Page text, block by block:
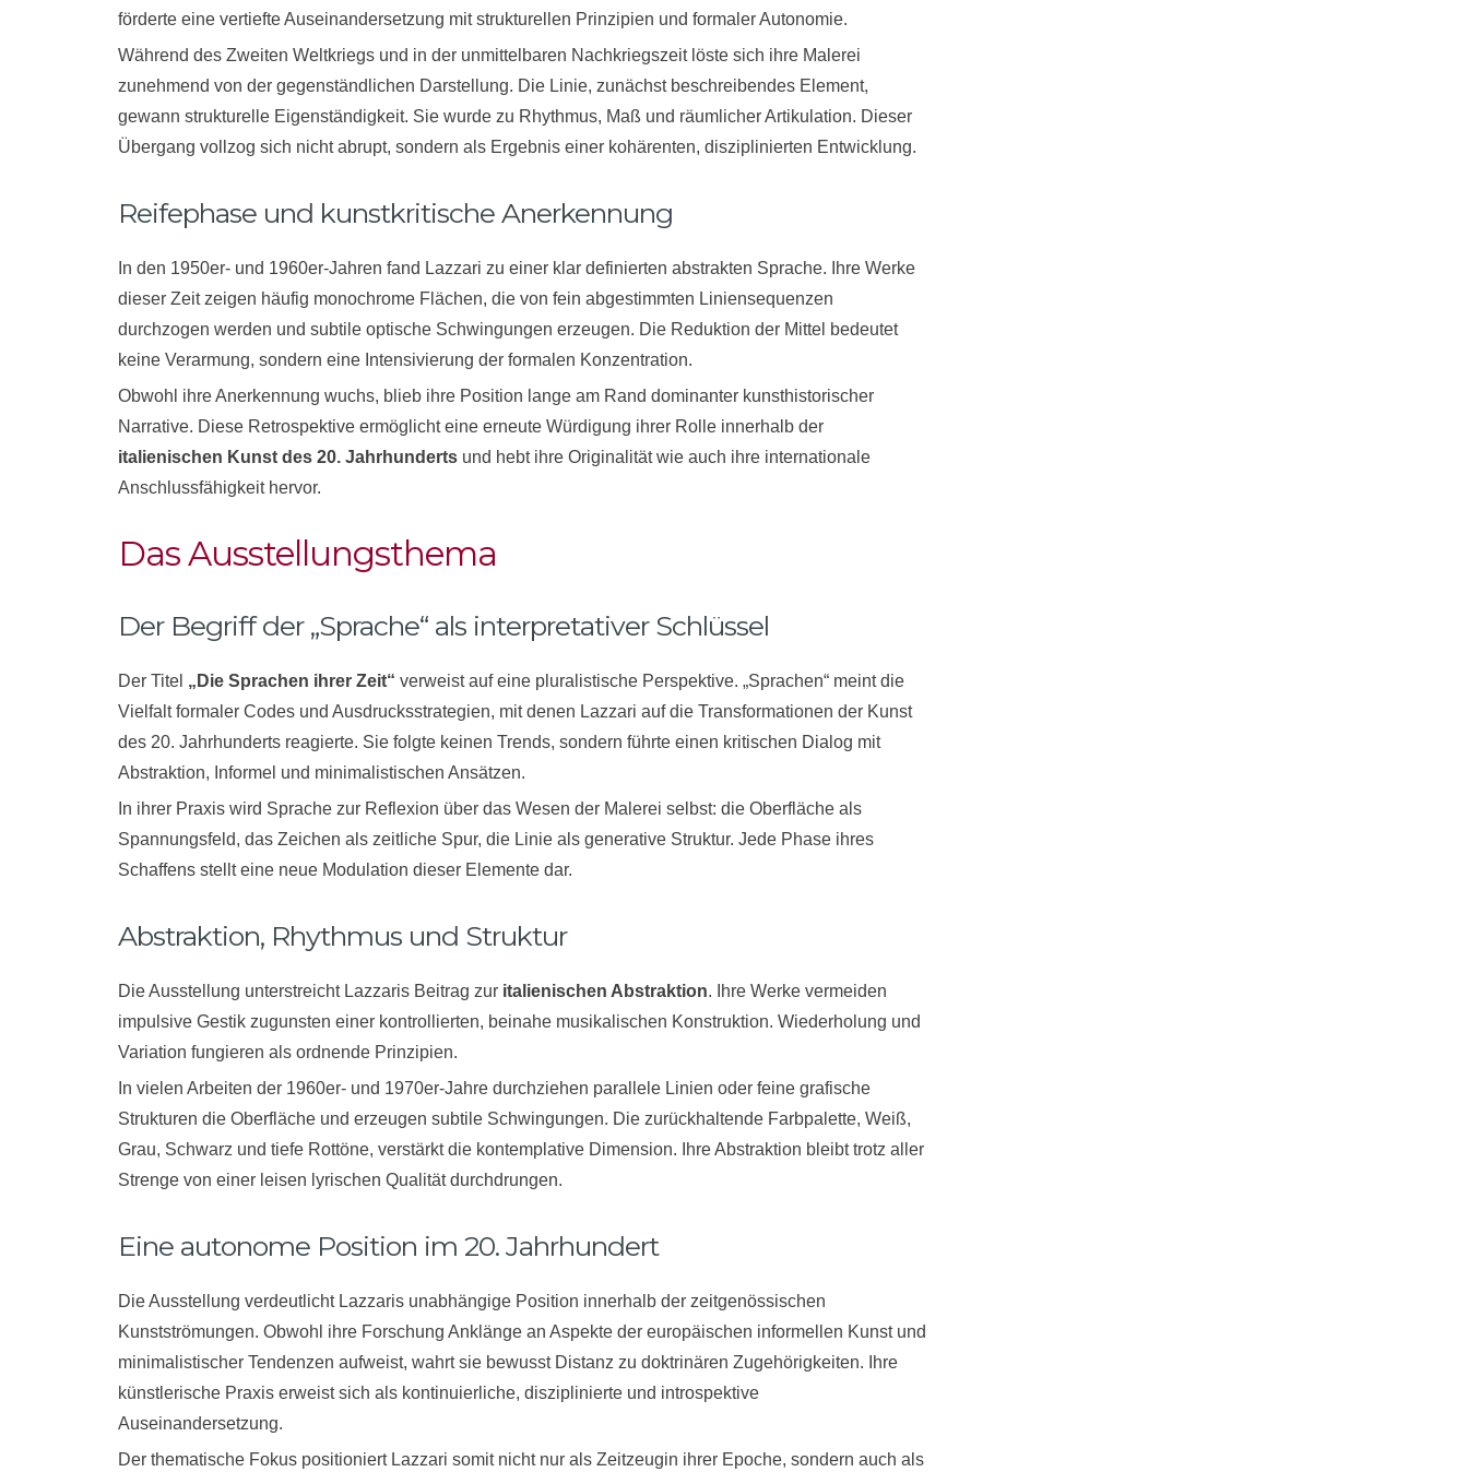
förderte eine vertiefte Auseinandersetzung mit strukturellen Prinzipien und formaler Autonomie.
Während des Zweiten Weltkriegs und in der unmittelbaren Nachkriegszeit löste sich ihre Malerei
zunehmend von der gegenständlichen Darstellung. Die Linie, zunächst beschreibendes Element,
gewann strukturelle Eigenständigkeit. Sie wurde zu Rhythmus, Maß und räumlicher Artikulation. Dieser
Übergang vollzog sich nicht abrupt, sondern als Ergebnis einer kohärenten, disziplinierten Entwicklung.
Reifephase und kunstkritische Anerkennung
In den 1950er- und 1960er-Jahren fand Lazzari zu einer klar definierten abstrakten Sprache. Ihre Werke
dieser Zeit zeigen häufig monochrome Flächen, die von fein abgestimmten Liniensequenzen
durchzogen werden und subtile optische Schwingungen erzeugen. Die Reduktion der Mittel bedeutet
keine Verarmung, sondern eine Intensivierung der formalen Konzentration.
Obwohl ihre Anerkennung wuchs, blieb ihre Position lange am Rand dominanter kunsthistorischer
Narrative. Diese Retrospektive ermöglicht eine erneute Würdigung ihrer Rolle innerhalb der
italienischen Kunst des 20. Jahrhunderts und hebt ihre Originalität wie auch ihre internationale
Anschlussfähigkeit hervor.
Das Ausstellungsthema
Der Begriff der „Sprache“ als interpretativer Schlüssel
Der Titel „Die Sprachen ihrer Zeit“ verweist auf eine pluralistische Perspektive. „Sprachen“ meint die
Vielfalt formaler Codes und Ausdrucksstrategien, mit denen Lazzari auf die Transformationen der Kunst
des 20. Jahrhunderts reagierte. Sie folgte keinen Trends, sondern führte einen kritischen Dialog mit
Abstraktion, Informel und minimalistischen Ansätzen.
In ihrer Praxis wird Sprache zur Reflexion über das Wesen der Malerei selbst: die Oberfläche als
Spannungsfeld, das Zeichen als zeitliche Spur, die Linie als generative Struktur. Jede Phase ihres
Schaffens stellt eine neue Modulation dieser Elemente dar.
Abstraktion, Rhythmus und Struktur
Die Ausstellung unterstreicht Lazzaris Beitrag zur italienischen Abstraktion. Ihre Werke vermeiden
impulsive Gestik zugunsten einer kontrollierten, beinahe musikalischen Konstruktion. Wiederholung und
Variation fungieren als ordnende Prinzipien.
In vielen Arbeiten der 1960er- und 1970er-Jahre durchziehen parallele Linien oder feine grafische
Strukturen die Oberfläche und erzeugen subtile Schwingungen. Die zurückhaltende Farbpalette, Weiß,
Grau, Schwarz und tiefe Rottöne, verstärkt die kontemplative Dimension. Ihre Abstraktion bleibt trotz aller
Strenge von einer leisen lyrischen Qualität durchdrungen.
Eine autonome Position im 20. Jahrhundert
Die Ausstellung verdeutlicht Lazzaris unabhängige Position innerhalb der zeitgenössischen
Kunstströmungen. Obwohl ihre Forschung Anklänge an Aspekte der europäischen informellen Kunst und
minimalistischer Tendenzen aufweist, wahrt sie bewusst Distanz zu doktrinären Zugehörigkeiten. Ihre
künstlerische Praxis erweist sich als kontinuierliche, disziplinierte und introspektive
Auseinandersetzung.
Der thematische Fokus positioniert Lazzari somit nicht nur als Zeitzeugin ihrer Epoche, sondern auch als